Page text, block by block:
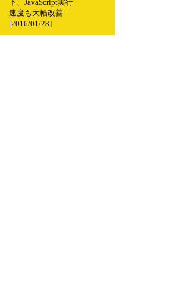
下、JavaScript実行
速度も大幅改善
[2016/01/28]